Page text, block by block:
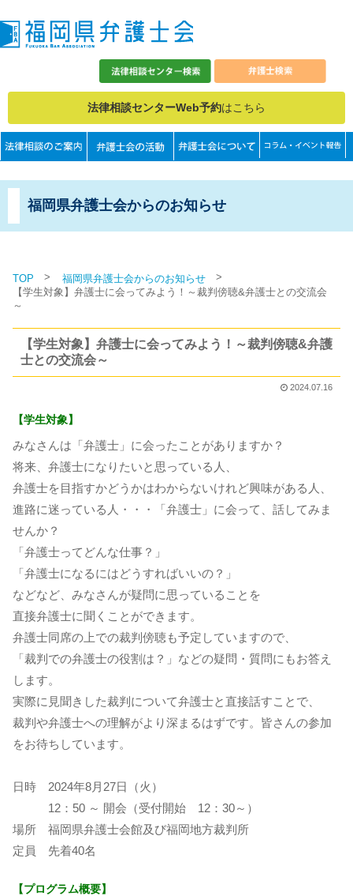
法律相談センターWeb予約はこちら
福岡県弁護士会からのお知らせ
TOP > 福岡県弁護士会からのお知らせ >
【学生対象】弁護士に会ってみよう！～裁判傍聴&弁護士との交流会
～
【学生対象】弁護士に会ってみよう！～裁判傍聴&弁護
士との交流会～
2024.07.16
【学生対象】
みなさんは「弁護士」に会ったことがありますか？
将来、弁護士になりたいと思っている人、
弁護士を目指すかどうかはわからないけれど興味がある人、
進路に迷っている人・・・「弁護士」に会って、話してみま
せんか？
「弁護士ってどんな仕事？」
「弁護士になるにはどうすればいいの？」
などなど、みなさんが疑問に思っていることを
直接弁護士に聞くことができます。
弁護士同席の上での裁判傍聴も予定していますので、
「裁判での弁護士の役割は？」などの疑問・質問にもお答え
します。
実際に見聞きした裁判について弁護士と直接話すことで、
裁判や弁護士への理解がより深まるはずです。皆さんの参加
をお待ちしています。
日時 2024年8月27日（火）
12：50 ～ 開会（受付開始 12：30～）
場所 福岡県弁護士会館及び福岡地方裁判所
定員 先着40名
【プログラム概要】